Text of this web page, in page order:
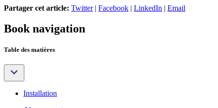
Partager cet article: Twitter| Facebook | LinkedIn | Email
Book navigation
Table des matières
Installation